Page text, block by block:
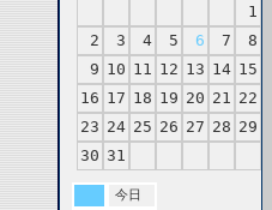
1
2
3 4 5 6 7
8
9 10 11 12 13 14 15
16 17 18 19 20 21 22
23 24 25 26 27 28 29
30 31
今日